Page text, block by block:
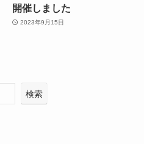
開催しました
2023年9月15日
検索